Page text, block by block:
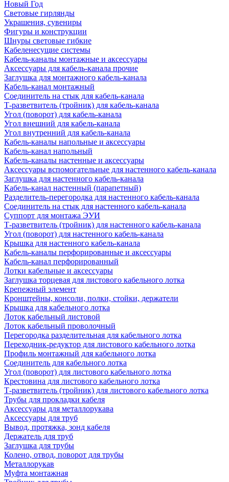
Новый Год
Световые гирлянды
Украшения, сувениры
Фигуры и конструкции
Шнуры световые гибкие
Кабеленесущие системы
Кабель-каналы монтажные и аксессуары
Аксессуары для кабель-канала прочие
Заглушка для монтажного кабель-канала
Кабель-канал монтажный
Соединитель на стык для кабель-канала
Т-разветвитель (тройник) для кабель-канала
Угол (поворот) для кабель-канала
Угол внешний для кабель-канала
Угол внутренний для кабель-канала
Кабель-каналы напольные и аксессуары
Кабель-канал напольный
Кабель-каналы настенные и аксессуары
Аксессуары вспомогательные для настенного кабель-канала
Заглушка для настенного кабель-канала
Кабель-канал настенный (парапетный)
Разделитель-перегородка для настенного кабель-канала
Соединитель на стык для настенного кабель-канала
Суппорт для монтажа ЭУИ
Т-разветвитель (тройник) для настенного кабель-канала
Угол (поворот) для настенного кабель-канала
Крышка для настенного кабель-канала
Кабель-каналы перфорированные и аксессуары
Кабель-канал перфорированный
Лотки кабельные и аксессуары
Заглушка торцевая для листового кабельного лотка
Крепежный элемент
Кронштейны, консоли, полки, стойки, держатели
Крышка для кабельного лотка
Лоток кабельный листовой
Лоток кабельный проволочный
Перегородка разделительная для кабельного лотка
Переходник-редуктор для листового кабельного лотка
Профиль монтажный для кабельного лотка
Соединитель для кабельного лотка
Угол (поворот) для листового кабельного лотка
Крестовина для листового кабельного лотка
Т-разветвитель (тройник) для листового кабельного лотка
Трубы для прокладки кабеля
Аксессуары для металлорукава
Аксессуары для труб
Вывод, протяжка, зонд кабеля
Держатель для труб
Заглушка для трубы
Колено, отвод, поворот для трубы
Металлорукав
Муфта монтажная